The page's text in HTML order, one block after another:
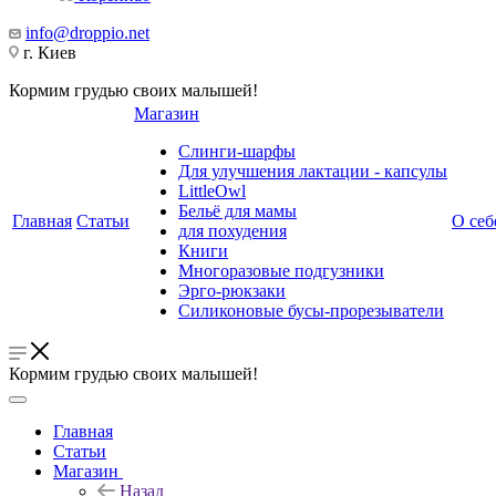
info@droppio.net
г. Киев
Кормим грудью своих малышей!
Главная Статьи
Магазин
Слинги-шарфы
Для улучшения лактации - капсулы
LittleOwl
Бельё для мамы
для похудения
Книги
Многоразовые подгузники
Эрго-рюкзаки
Силиконовые бусы-прорезыватели
О
Кормим грудью своих малышей!
Главная
Статьи
Магазин
Назад